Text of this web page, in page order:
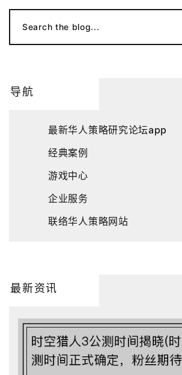
Search the blog...
导航
最新华人策略研究论坛app
经典案例
游戏中心
企业服务
联络华人策略网站
最新资讯